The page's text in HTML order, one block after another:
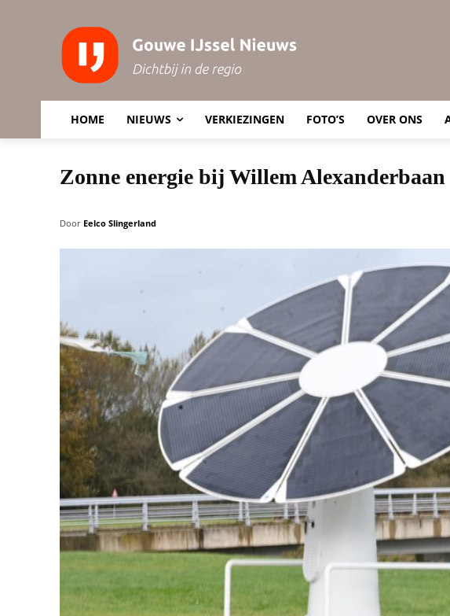
HOME NIEUWS VERKIEZINGEN FOTO’S OVER ONS
Zonne energie bij Willem Alexanderbaan
Door Eelco Slingerland